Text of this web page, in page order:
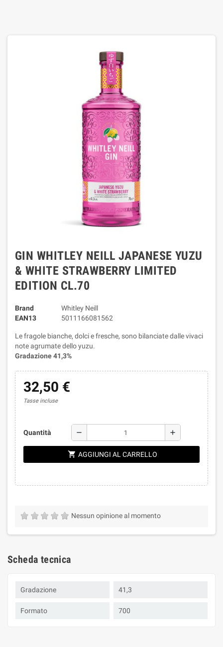
GIN WHITLEY NEILL JAPANESE YUZU
& WHITE STRAWBERRY LIMITED
EDITION CL.70
Brand
Whitley Neill
EAN13
5011166081562
Le fragole bianche, dolci e fresche, sono bilanciate dalle vivaci
note agrumate dello yuzu.
Gradazione 41,3%
32,50 €
Tasse incluse
Quantità remove add
shopping_cart AGGIUNGI AL CARRELLO
Nessun opinione al momento
Scheda tecnica
Gradazione 41,3
Formato 700